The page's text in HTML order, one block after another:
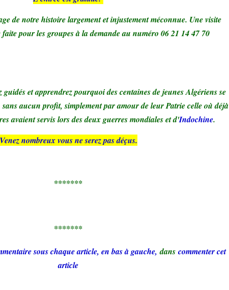
de notre histoire largement et injustement méconnue. Une visite
pour les groupes à la demande au numéro 06 21 14 47 70
guidés et apprendrez pourquoi des centaines de jeunes Algériens se
aucun profit, simplement par amour de leur Patrie celle où déjà
avaient servis lors des deux guerres mondiales et d'Indochine.
Venez nombreux vous ne serez pas déçus.
*******
*******
sous chaque article, en bas à gauche,dans commenter cet
article